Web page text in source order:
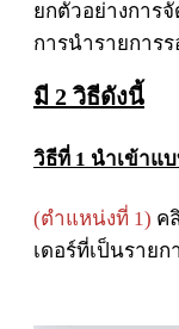
ยกตัวอย่างการจั
การนำรายการร
มี 2 วิธีดังนี้
วิธีที่ 1 นำเข้าแ
(ตำแหน่งที่ 1) ค
เดอร์ที่เป็นราย